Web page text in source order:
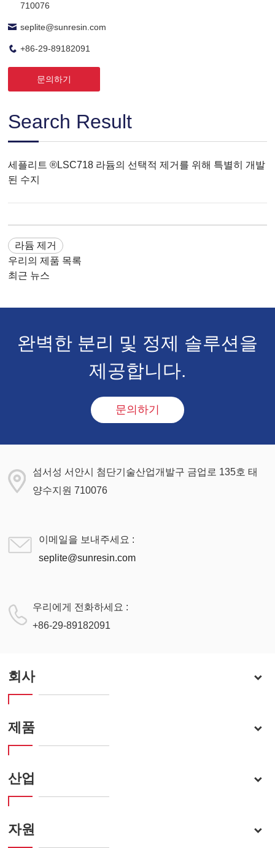
710076
seplite@sunresin.com
+86-29-89182091
문의하기
Search Result
세플리트 ®LSC718 라듐의 선택적 제거를 위해 특별히 개발
된 수지
라듐 제거
우리의 제품 목록
최근 뉴스
완벽한 분리 및 정제 솔루션을
제공합니다.
문의하기
섬서성 서안시 첨단기술산업개발구 금업로 135호 태
양수지원 710076
이메일을 보내주세요 :
seplite@sunresin.com
우리에게 전화하세요 :
+86-29-89182091
회사
제품
산업
자원